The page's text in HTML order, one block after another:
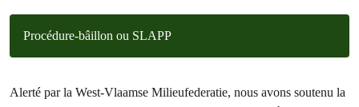
Procédure-bâillon ou SLAPP
Alerté par la West-Vlaamse Milieufederatie, nous avons soutenu la